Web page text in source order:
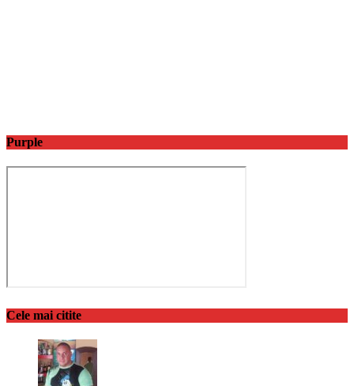
Purple
Cele mai citite